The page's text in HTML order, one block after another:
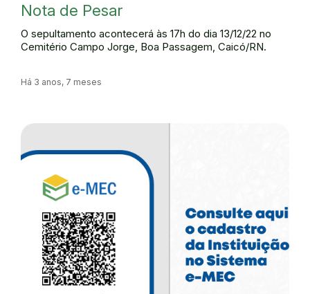
Nota de Pesar
O sepultamento acontecerá às 17h do dia 13/12/22 no
Cemitério Campo Jorge, Boa Passagem, Caicó/RN.
Há 3 anos, 7 meses